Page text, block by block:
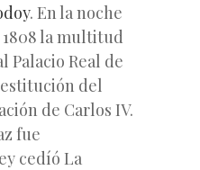
. En la noche
1808 la multitud
Palacio Real de
del
de Carlos IV.
fue
cedíó La